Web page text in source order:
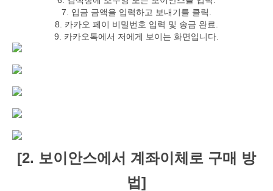
7. 입금 금액을 입력하고 보내기를 클릭.
8. 카카오 페이 비밀번호 입력 및 송금 완료.
9. 카카오톡에서 저에게 보이는 화면입니다.
[2. 보이안스에서 계좌이체로 구매 방
법]